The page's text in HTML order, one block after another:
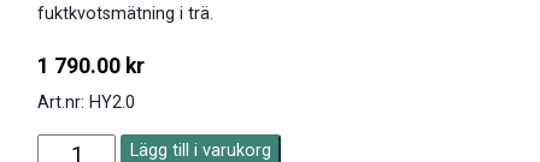
fuktkvotsmätning i trä.
1 790.00 kr
Art.nr: HY2.0
Lägg till i varukorg